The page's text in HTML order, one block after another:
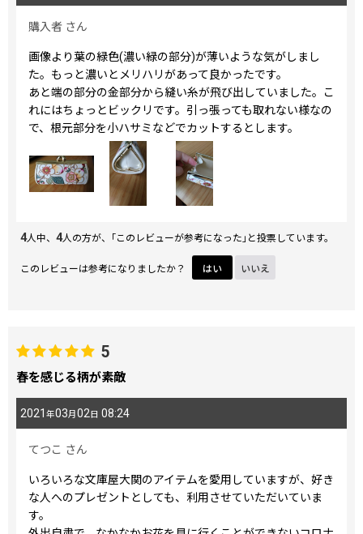
購入者 さん
画像より葉の緑色(濃い緑の部分)が薄いような気がしまし
た。もっと濃いとメリハリがあって良かったです。
あと端の部分の金部分から縫い糸が飛び出していました。こ
れにはちょっとビックリです。引っ張っても取れない様なの
で、根元部分を小ハサミなどでカットするとします。
4人中、 4人の方が、｢このレビューが参考になった｣と投票しています。
このレビューは参考になりましたか？ はい いいえ
5
春を感じる柄が素敵
2021 年03月 02 日 08:24
てつこ さん
いろいろな文庫屋大関のアイテムを愛用していますが、好き
な人へのプレゼントとしても、利用させていただいていま
す。